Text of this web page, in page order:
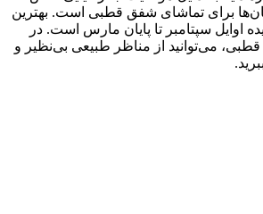
برای تماشای شفق قطبی است. بهترین
اوایل سپتامبر تا پایان مارس است. در
قطبی، می‌توانید از مناظر طبیعی بی‌نظیر و